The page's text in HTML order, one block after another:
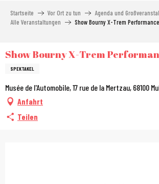
Startseite Vor Ort zu tun
Agenda und
Alle Veranstaltungen
Show Bourny X-Trem
Show Bourny X-Trem
SPEKTAKEL
Musée de l'Automobile, 17 rue de la Mertzau, 68100
Anfahrt
Teilen